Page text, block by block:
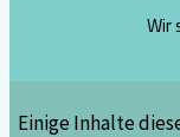
Wir
Einige Inhalte